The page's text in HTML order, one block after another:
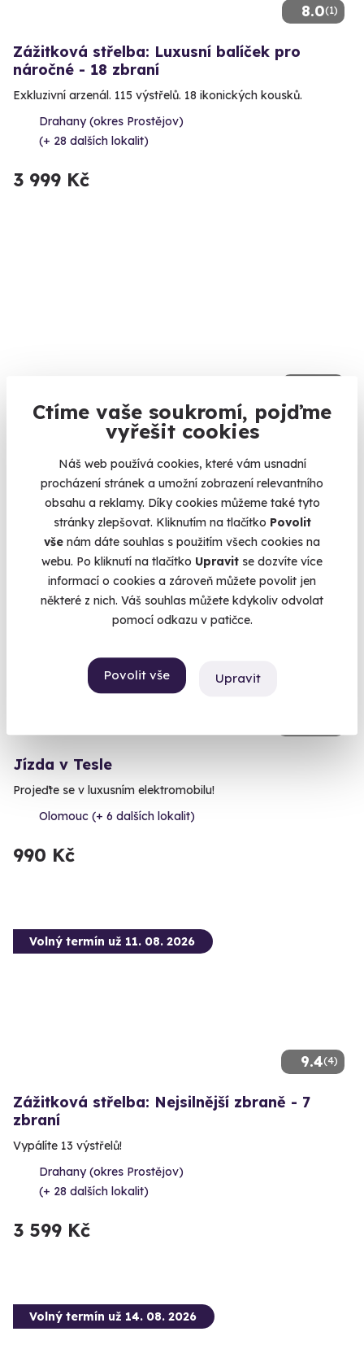
Ctíme vaše soukromí, pojďme
vyřešit cookies
Náš web používá cookies, které vám usnadní
procházení stránek a umožní zobrazení relevantního
obsahu a reklamy. Díky cookies můžeme také tyto
stránky zlepšovat. Kliknutím na tlačítko Povolit
vše nám dáte souhlas s použitím všech cookies na
webu. Po kliknutí na tlačítko Upravit se dozvíte více
informací o cookies a zároveň můžete povolit jen
některé z nich. Váš souhlas můžete kdykoliv odvolat
pomocí odkazu v patičce.
Povolit vše Upravit
8.0(1)
Zážitková střelba: Luxusní balíček pro
náročné - 18 zbraní
Exkluzivní arzenál. 115 výstřelů. 18 ikonických kousků.
Drahany (okres Prostějov)
(+ 28 dalších lokalit)
3 999 Kč
Jízda v elektrickém Porsche Taycan
Olomouc (+ 6 dalších lokalit)
1 240 Kč
Jízda v Tesle
Projeďte se v luxusním elektromobilu!
Olomouc (+ 6 dalších lokalit)
990 Kč
9.4(4)
Volný termín už 11. 08. 2026
Zážitková střelba: Nejsilnější zbraně - 7
zbraní
Vypálíte 13 výstřelů!
Drahany (okres Prostějov)
(+ 28 dalších lokalit)
3 599 Kč
Volný termín už 14. 08. 2026